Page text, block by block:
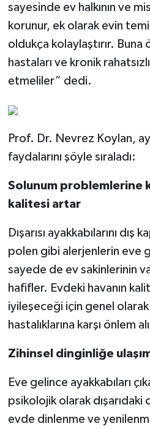
sayesinde ev halkının ve
korunur, ek olarak evin
oldukça kolaylaştırır. Buna
hastaları ve kronik
etmeliler” dedi.
Prof. Dr. Nevrez Koylan,
faydalarını şöyle sıraladı:
Solunum problemlerine
kalitesi artar
Dışarısı ayakkabılarını
polen gibi alerjenlerin eve
sayede de ev sakinlerinin
hafifler. Evdeki havanın
iyileşeceği için genel
hastalıklarına karşı önlem
Zihinsel dinginliğe
Eve gelince ayakkabıları
psikolojik olarak dışarıdaki
evde dinlenme ve